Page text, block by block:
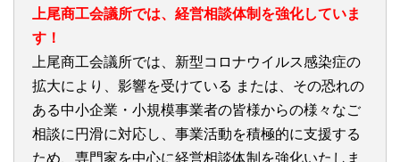
上尾商工会議所では、経営相談体制を強化していま
す！
上尾商工会議所では、新型コロナウイルス感染症の
拡大により、影響を受けている または、その恐れの
ある中小企業・小規模事業者の皆様からの様々なご
相談に円滑に対応し、事業活動を積極的に支援する
ため、専門家を中心に経営相談体制を強化いたしま